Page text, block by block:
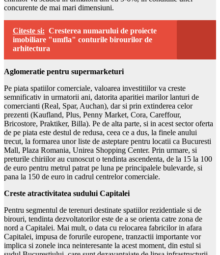
concurente de mai mari dimensiuni.
Citeste si: Cresterea numarului de proiecte
imobiliare "umfla" conturile birourilor de
arhitectura
Aglomeratie pentru supermarketuri
Pe piata spatiilor comerciale, valoarea investitiilor va creste
semnificativ in urmatorii ani, datorita aparitiei marilor lanturi de
comercianti (Real, Spar, Auchan), dar si prin extinderea celor
prezenti (Kaufland, Plus, Penny Market, Cora, Careffour,
Bricostore, Praktiker, Billa). Pe de alta parte, si in acest sector oferta
de pe piata este destul de redusa, ceea ce a dus, la finele anului
trecut, la formarea unor liste de asteptare pentru locatii ca Bucuresti
Mall, Plaza Romania, Unirea Shopping Center. Prin urmare, si
preturile chiriilor au cunoscut o tendinta ascendenta, de la 15 la 100
de euro pentru metrul patrat pe luna pe principalele bulevarde, si
pana la 150 de euro in cadrul centrelor comerciale.
Creste atractivitatea sudului Capitalei
Pentru segmentul de terenuri destinate spatiilor rezidentiale si de
birouri, tendinta dezvoltatorilor este de a se orienta catre zona de
nord a Capitalei. Mai mult, o data cu relocarea fabricilor in afara
Capitalei, impusa de forurile europene, tranzactii importante vor
implica si zonele inca neinteresante la acest moment, din estul si